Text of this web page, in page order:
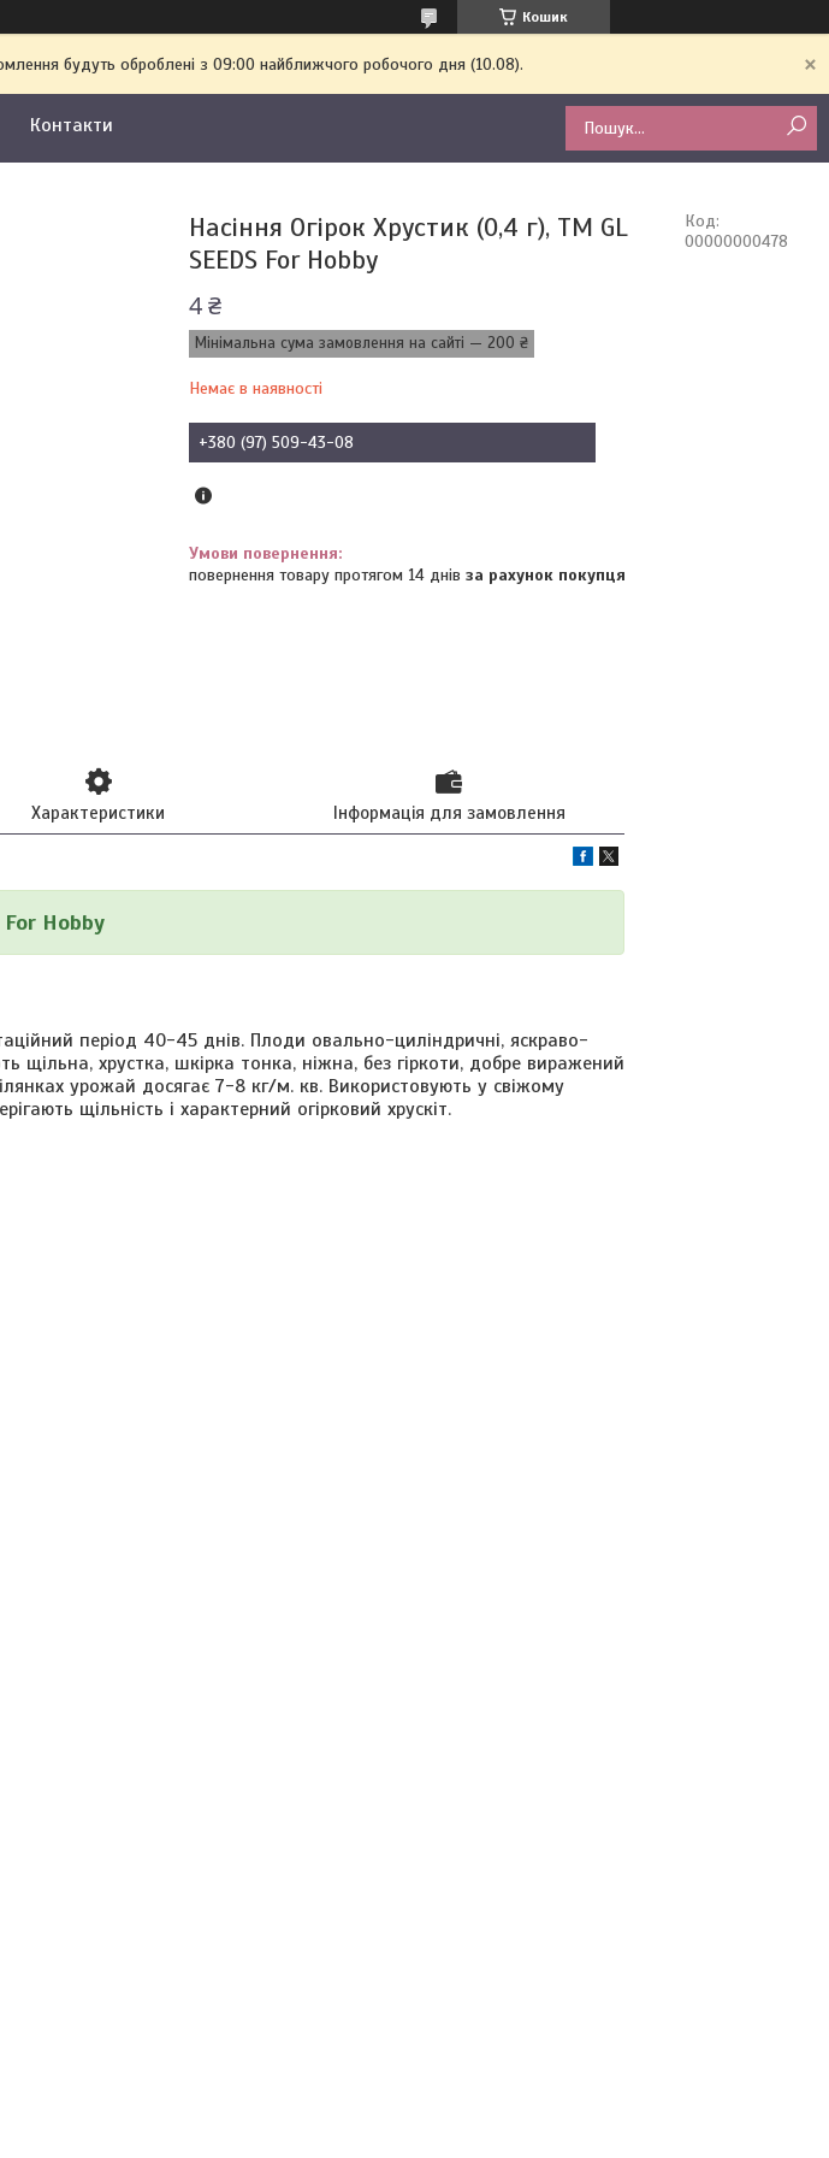
Кошик
будуть оброблені з 09:00 найближчого робочого дня (10.08).
Контакти
Насіння Огірок Хрустик (0,4 г), ТМ GL
SEEDS For Hobby
4 ₴
Мінімальна сума замовлення на сайті — 200 ₴
Немає в наявності
Код:
00000000478
+380 (97) 509-43-08
повернення товару протягом 14 днів за рахунок покупця
Характеристики Інформація для замовлення
For Hobby
період 40-45 днів. Плоди овально-циліндричні, яскраво-
хрустка, шкірка тонка, ніжна, без гіркоти, добре виражений
урожай досягає 7-8 кг/м. кв. Використовують у свіжому
щільність і характерний огірковий хрускіт.